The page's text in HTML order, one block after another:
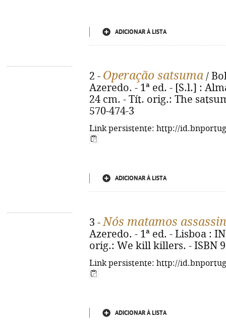
ADICIONAR À LISTA
2 - Operação satsuma /
Azeredo. - 1ª ed. - [S.l.] :
24 cm. - Tít. orig.: The
570-474-3
Link persistente: http://
ADICIONAR À LISTA
3 -Nós matamos
Azeredo. - 1ª ed. - Lisboa :
orig.: We kill killers. - ISBN
Link persistente: http://
ADICIONAR À LISTA